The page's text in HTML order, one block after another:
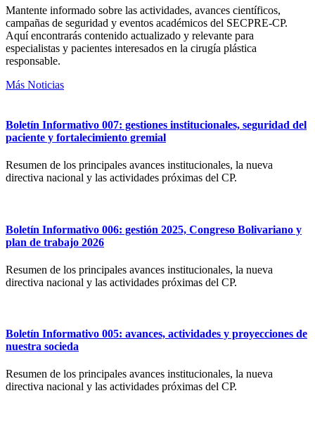
Mantente informado sobre las actividades, avances científicos,
campañas de seguridad y eventos académicos del SECPRE-CP.
Aquí encontrarás contenido actualizado y relevante para
especialistas y pacientes interesados en la cirugía plástica
responsable.
Más Noticias
Boletín Informativo 007: gestiones institucionales, seguridad del
paciente y fortalecimiento gremial
Resumen de los principales avances institucionales, la nueva
directiva nacional y las actividades próximas del CP.
Boletín Informativo 006: gestión 2025, Congreso Bolivariano y
plan de trabajo 2026
Resumen de los principales avances institucionales, la nueva
directiva nacional y las actividades próximas del CP.
Boletín Informativo 005: avances, actividades y proyecciones de
nuestra socieda
Resumen de los principales avances institucionales, la nueva
directiva nacional y las actividades próximas del CP.